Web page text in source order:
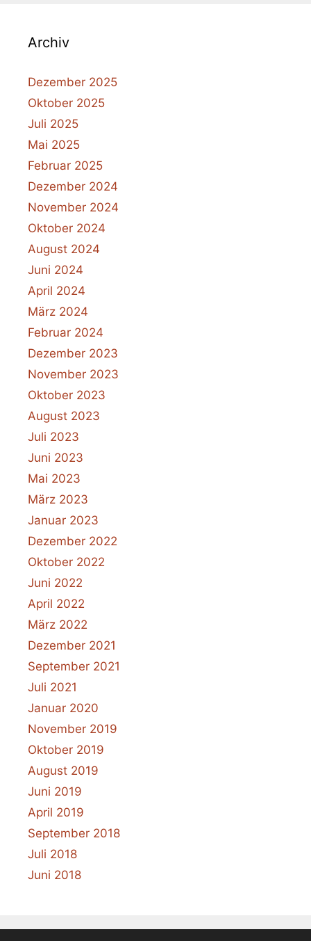
Archiv
Dezember 2025
Oktober 2025
Juli 2025
Mai 2025
Februar 2025
Dezember 2024
November 2024
Oktober 2024
August 2024
Juni 2024
April 2024
März 2024
Februar 2024
Dezember 2023
November 2023
Oktober 2023
August 2023
Juli 2023
Juni 2023
Mai 2023
März 2023
Januar 2023
Dezember 2022
Oktober 2022
Juni 2022
April 2022
März 2022
Dezember 2021
September 2021
Juli 2021
Januar 2020
November 2019
Oktober 2019
August 2019
Juni 2019
April 2019
September 2018
Juli 2018
Juni 2018